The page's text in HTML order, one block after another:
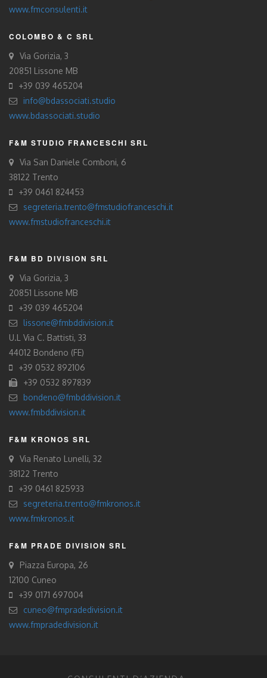
www.fmconsulenti.it
COLOMBO & C SRL
Via Gorizia, 3
20851 Lissone MB
+39 039 465204
info@bdassociati.studio
www.bdassociati.studio
F&M STUDIO FRANCESCHI SRL
Via San Daniele Comboni, 6
38122 Trento
+39 0461 824453
segreteria.trento@fmstudiofranceschi.it
www.fmstudiofranceschi.it
F&M BD DIVISION SRL
Via Gorizia, 3
20851 Lissone MB
+39 039 465204
lissone@fmbddivision.it
U.L Via C. Battisti, 33
44012 Bondeno (FE)
+39 0532 892106
+39 0532 897839
bondeno@fmbddivision.it
www.fmbddivision.it
F&M KRONOS SRL
Via Renato Lunelli, 32
38122 Trento
+39 0461 825933
segreteria.trento@fmkronos.it
www.fmkronos.it
F&M PRADE DIVISION SRL
Piazza Europa, 26
12100 Cuneo
+39 0171 697004
cuneo@fmpradedivision.it
www.fmpradedivision.it